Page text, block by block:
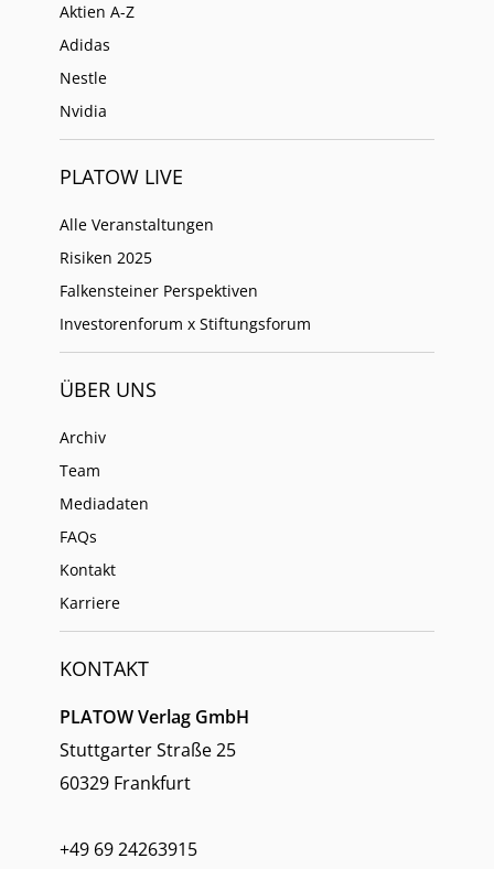
Aktien A-Z
Adidas
Nestle
Nvidia
PLATOW LIVE
Alle Veranstaltungen
Risiken 2025
Falkensteiner Perspektiven
Investorenforum x Stiftungsforum
ÜBER UNS
Archiv
Team
Mediadaten
FAQs
Kontakt
Karriere
KONTAKT
PLATOW Verlag GmbH
Stuttgarter Straße 25
60329 Frankfurt
+49 69 24263915